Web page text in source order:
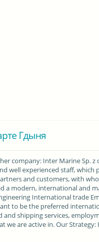
Гдыня
company: Inter Marine Sp. z
well experienced staff,
and customers, with
a modern, international and
International trade
to be the preferred
shipping services,
are active in. Our